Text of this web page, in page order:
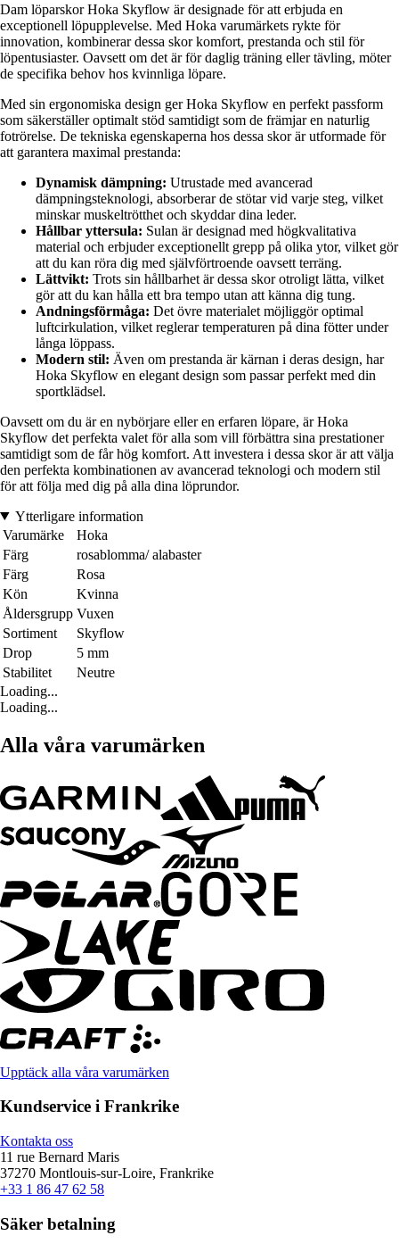
Dam löparskor Hoka Skyflow är designade för att erbjuda en
exceptionell löpupplevelse. Med Hoka varumärkets rykte för
innovation, kombinerar dessa skor komfort, prestanda och stil för
löpentusiaster. Oavsett om det är för daglig träning eller tävling, möter
de specifika behov hos kvinnliga löpare.
Med sin ergonomiska design ger Hoka Skyflow en perfekt passform
som säkerställer optimalt stöd samtidigt som de främjar en naturlig
fotrörelse. De tekniska egenskaperna hos dessa skor är utformade för
att garantera maximal prestanda:
Dynamisk dämpning: Utrustade med avancerad
dämpningsteknologi, absorberar de stötar vid varje steg, vilket
minskar muskeltrötthet och skyddar dina leder.
Hållbar yttersula: Sulan är designad med högkvalitativa
material och erbjuder exceptionellt grepp på olika ytor, vilket gör
att du kan röra dig med självförtroende oavsett terräng.
Lättvikt: Trots sin hållbarhet är dessa skor otroligt lätta, vilket
gör att du kan hålla ett bra tempo utan att känna dig tung.
Andningsförmåga: Det övre materialet möjliggör optimal
luftcirkulation, vilket reglerar temperaturen på dina fötter under
långa löppass.
Modern stil: Även om prestanda är kärnan i deras design, har
Hoka Skyflow en elegant design som passar perfekt med din
sportklädsel.
Oavsett om du är en nybörjare eller en erfaren löpare, är Hoka
Skyflow det perfekta valet för alla som vill förbättra sina prestationer
samtidigt som de får hög komfort. Att investera i dessa skor är att välja
den perfekta kombinationen av avancerad teknologi och modern stil
för att följa med dig på alla dina löprundor.
Ytterligare information
Varumärke
Hoka
Färg
rosablomma/ alabaster
Färg
Rosa
Kön
Kvinna
Åldersgrupp Vuxen
Sortiment
Skyflow
Drop
5 mm
Stabilitet
Neutre
Loading...
Loading...
Alla våra varumärken
Upptäck alla våra varumärken
Kundservice i Frankrike
Kontakta oss
11 rue Bernard Maris
37270 Montlouis-sur-Loire, Frankrike
+33 1 86 47 62 58
Säker betalning